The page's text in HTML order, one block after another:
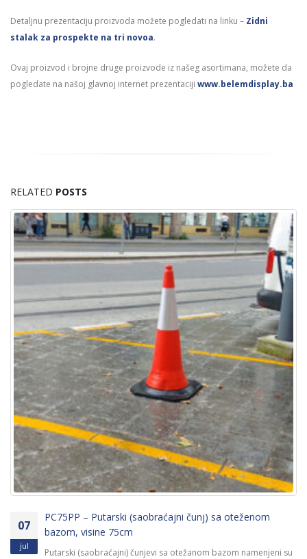
Detaljnu prezentaciju proizvoda možete pogledati na linku – Zidni
stalak za prospekte na tri novoa.
Ovaj proizvod i brojne druge proizvode iz našeg asortimana, možete da
pogledate na našoj glavnoj internet prezentaciji www.belemdisplay.ba
RELATED POSTS
07
jul
PC75PP – Putarski (saobraćajni čunj) sa oteženom
bazom, visine 75cm
Putarski (saobraćajni) čunjevi sa otežanom bazom namenjeni su